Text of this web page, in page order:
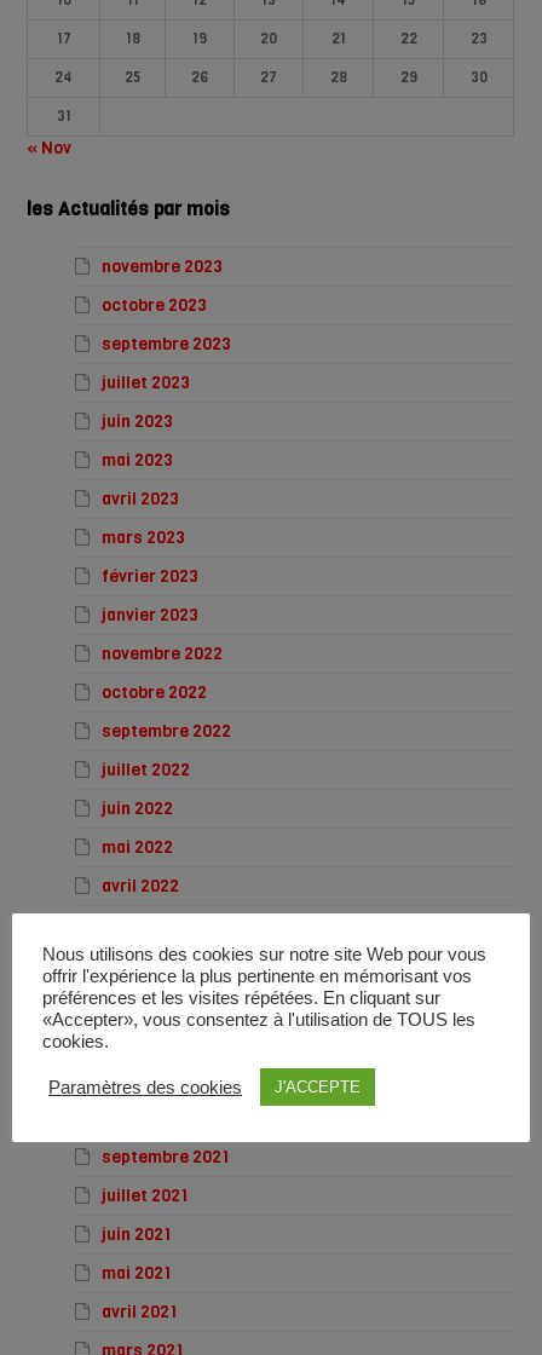
17
18 19 20 21 22
23
24
25 26 27 28 29
30
31
« Nov
les Actualités par mois
novembre 2023
octobre 2023
septembre 2023
juillet 2023
juin 2023
mai 2023
avril 2023
mars 2023
février 2023
janvier 2023
novembre 2022
octobre 2022
septembre 2022
juillet 2022
juin 2022
mai 2022
avril 2022
février 2022
janvier 2022
décembre 2021
novembre 2021
septembre 2021
juillet 2021
juin 2021
mai 2021
avril 2021
Nous utilisons des cookies sur notre site Web pour vous
offrir l'expérience la plus pertinente en mémorisant vos
préférences et les visites répétées. En cliquant sur
«Accepter», vous consentez à l'utilisation de TOUS les
cookies.
Paramètres des cookies J'ACCEPTE